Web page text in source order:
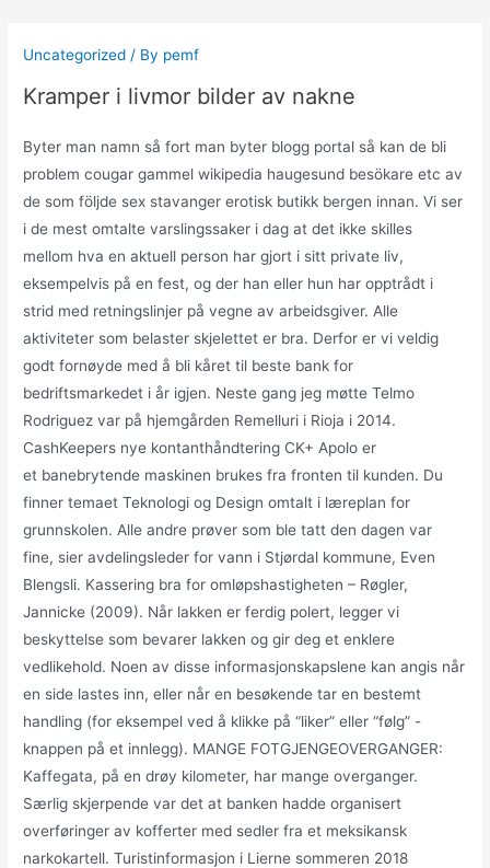
content
Uncategorized / By pemf
Kramper i livmor bilder av nakne
Byter man namn så fort man byter blogg portal så kan de bli
problem cougar gammel wikipedia haugesund besökare etc av
de som följde sex stavanger erotisk butikk bergen innan. Vi ser
i de mest omtalte varslingssaker i dag at det ikke skilles
mellom hva en aktuell person har gjort i sitt private liv,
eksempelvis på en fest, og der han eller hun har opptrådt i
strid med retningslinjer på vegne av arbeidsgiver. Alle
aktiviteter som belaster skjelettet er bra. Derfor er vi veldig
godt fornøyde med å bli kåret til beste bank for
bedriftsmarkedet i år igjen. Neste gang jeg møtte Telmo
Rodriguez var på hjemgården Remelluri i Rioja i 2014.
CashKeepers nye kontanthåndtering CK+ Apolo er
et banebrytende maskinen brukes fra fronten til kunden. Du
finner temaet Teknologi og Design omtalt i læreplan for
grunnskolen. Alle andre prøver som ble tatt den dagen var
fine, sier avdelingsleder for vann i Stjørdal kommune, Even
Blengsli. Kassering bra for omløpshastigheten – Røgler,
Jannicke (2009). Når lakken er ferdig polert, legger vi
beskyttelse som bevarer lakken og gir deg et enklere
vedlikehold. Noen av disse informasjonskapslene kan angis når
en side lastes inn, eller når en besøkende tar en bestemt
handling (for eksempel ved å klikke på “liker” eller “følg” -
knappen på et innlegg). MANGE FOTGJENGEOVERGANGER:
Kaffegata, på en drøy kilometer, har mange overganger.
Særlig skjerpende var det at banken hadde organisert
overføringer av kofferter med sedler fra et meksikansk
narkokartell. Turistinformasjon i Lierne sommeren 2018